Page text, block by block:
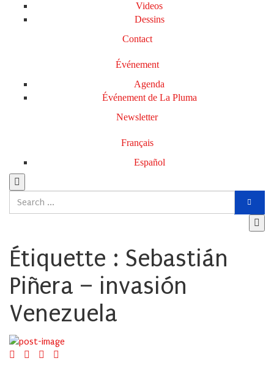
Videos
Dessins
Contact
Événement
Agenda
Événement de La Pluma
Newsletter
Français
Español
Étiquette : Sebastián
Piñera – invasión
Venezuela